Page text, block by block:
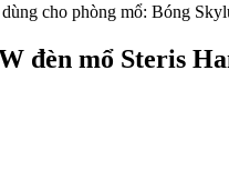
cho phòng mổ: Bóng
đèn mổ Steris